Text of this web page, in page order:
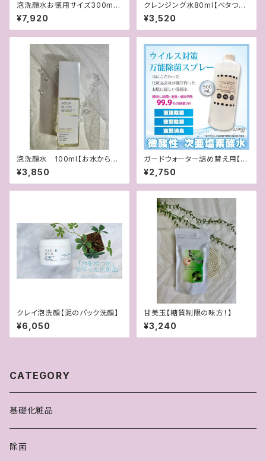
泡洗顔水お徳用サイズ300ml
【お水から泡立てるふわふわ泡
洗顔】
¥7,920
クレンジング水80ml【ベタつき・
油膜感なし新感覚の水クレンジ
ング】
¥3,520
泡洗顔水 100ml【お水から泡
立てるふわふわ泡洗顔】
¥3,850
ガードウォーター詰め替え用【除
菌・消臭 手荒れしない除菌水】
¥2,750
クレイ泡洗顔【泥のパック洗顔】
¥6,050
甘美玉【糖質制限の味方！】
¥3,240
CATEGORY
基礎化粧品
除菌